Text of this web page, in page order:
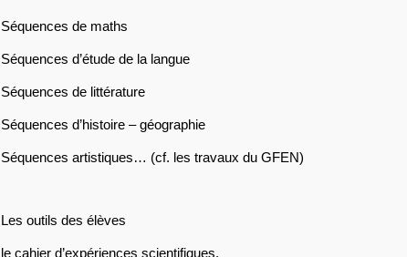
Séquences de maths
Séquences d’étude de la langue
Séquences de littérature
Séquences d’histoire – géographie
Séquences artistiques… (cf. les travaux du GFEN)
Les outils des élèves
le cahier d’expériences scientifiques,